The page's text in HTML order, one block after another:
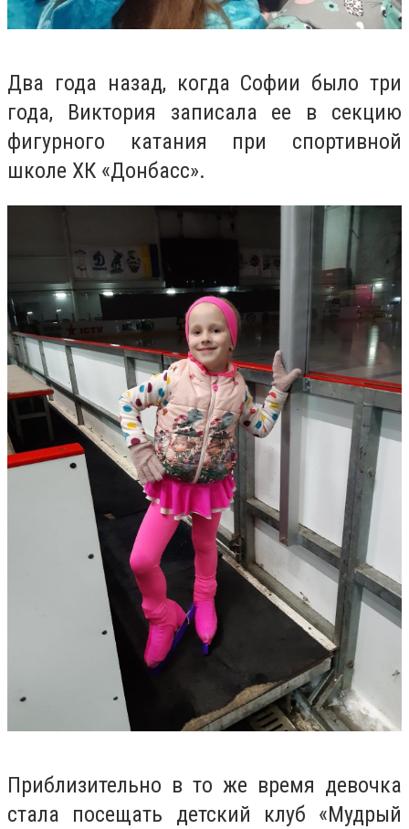
Два года назад, когда Софии было три
года, Виктория записала ее в секцию
фигурного катания при спортивной
школе ХК «Донбасс».
Приблизительно в то же время девочка
стала посещать детский клуб «Мудрый